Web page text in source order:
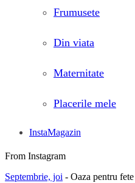
Frumusete
Din viata
Maternitate
Placerile mele
InstaMagazin
From Instagram
Septembrie, joi - Oaza pentru fete